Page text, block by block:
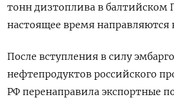
тонн дизтоплива в балтийском
настоящее время направляются
После вступления в силу
нефтепродуктов российского
РФ перенаправила экспортные